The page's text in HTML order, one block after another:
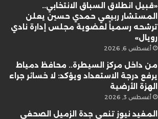
«قبيل انطلاق السباق الانتخابي..
المستشار ربيعي حمدي حسين يعلن
ترشحه رسمياً لعضوية مجلس إدارة نادي
رويال»
أغسطس 6, 2026
من داخل مركز السيطرة.. محافظ دمياط
يرفع درجة الاستعداد ويؤكد: لا خسائر جراء
الهزة الأرضية
أغسطس 3, 2026
المفيد نيوز تنعى جدة الزميل الصحفي